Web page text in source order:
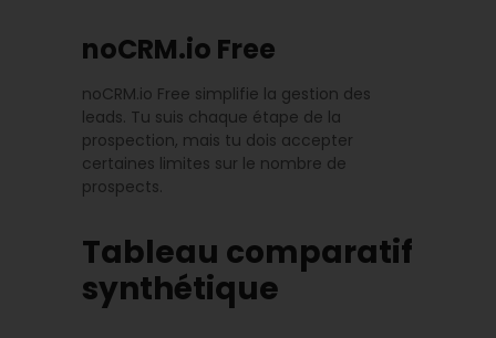
noCRM.io Free
noCRM.io Free simplifie la gestion des
leads. Tu suis chaque étape de la
prospection, mais tu dois accepter
certaines limites sur le nombre de
prospects.
Tableau comparatif
synthétique